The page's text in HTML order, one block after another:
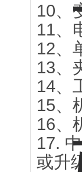
10、
11、
12、
13、
14、
15、
16、
17.
或升